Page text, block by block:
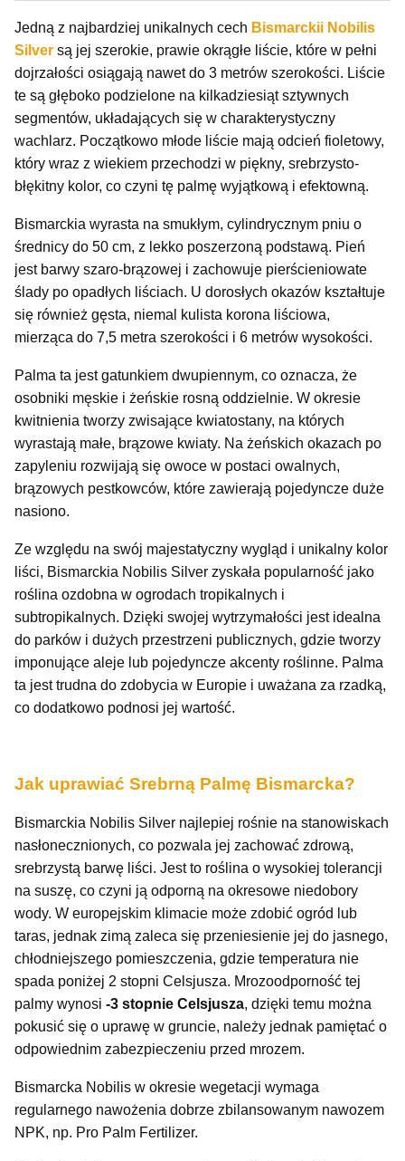
Jedną z najbardziej unikalnych cech Bismarckii Nobilis
Silver są jej szerokie, prawie okrągłe liście, które w pełni
dojrzałości osiągają nawet do 3 metrów szerokości. Liście
te są głęboko podzielone na kilkadziesiąt sztywnych
segmentów, układających się w charakterystyczny
wachlarz. Początkowo młode liście mają odcień fioletowy,
który wraz z wiekiem przechodzi w piękny, srebrzysto-
błękitny kolor, co czyni tę palmę wyjątkową i efektowną.
Bismarckia wyrasta na smukłym, cylindrycznym pniu o
średnicy do 50 cm, z lekko poszerzoną podstawą. Pień
jest barwy szaro-brązowej i zachowuje pierścieniowate
ślady po opadłych liściach. U dorosłych okazów kształtuje
się również gęsta, niemal kulista korona liściowa,
mierząca do 7,5 metra szerokości i 6 metrów wysokości.
Palma ta jest gatunkiem dwupiennym, co oznacza, że
osobniki męskie i żeńskie rosną oddzielnie. W okresie
kwitnienia tworzy zwisające kwiatostany, na których
wyrastają małe, brązowe kwiaty. Na żeńskich okazach po
zapyleniu rozwijają się owoce w postaci owalnych,
brązowych pestkowców, które zawierają pojedyncze duże
nasiono.
Ze względu na swój majestatyczny wygląd i unikalny kolor
liści, Bismarckia Nobilis Silver zyskała popularność jako
roślina ozdobna w ogrodach tropikalnych i
subtropikalnych. Dzięki swojej wytrzymałości jest idealna
do parków i dużych przestrzeni publicznych, gdzie tworzy
imponujące aleje lub pojedyncze akcenty roślinne. Palma
ta jest trudna do zdobycia w Europie i uważana za rzadką,
co dodatkowo podnosi jej wartość.
Jak uprawiać Srebrną Palmę Bismarcka?
Bismarckia Nobilis Silver najlepiej rośnie na stanowiskach
nasłonecznionych, co pozwala jej zachować zdrową,
srebrzystą barwę liści. Jest to roślina o wysokiej tolerancji
na suszę, co czyni ją odporną na okresowe niedobory
wody. W europejskim klimacie może zdobić ogród lub
taras, jednak zimą zaleca się przeniesienie jej do jasnego,
chłodniejszego pomieszczenia, gdzie temperatura nie
spada poniżej 2 stopni Celsjusza. Mrozoodporność tej
palmy wynosi -3 stopnie Celsjusza, dzięki temu można
pokusić się o uprawę w gruncie, należy jednak pamiętać o
odpowiednim zabezpieczeniu przed mrozem.
Bismarcka Nobilis w okresie wegetacji wymaga
regularnego nawożenia dobrze zbilansowanym nawozem
NPK, np. Pro Palm Fertilizer.